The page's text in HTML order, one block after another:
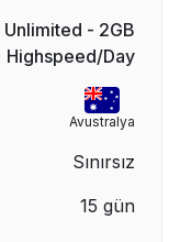
- 2GB
Highspeed/Day
Avustralya
Sınırsız
15 gün